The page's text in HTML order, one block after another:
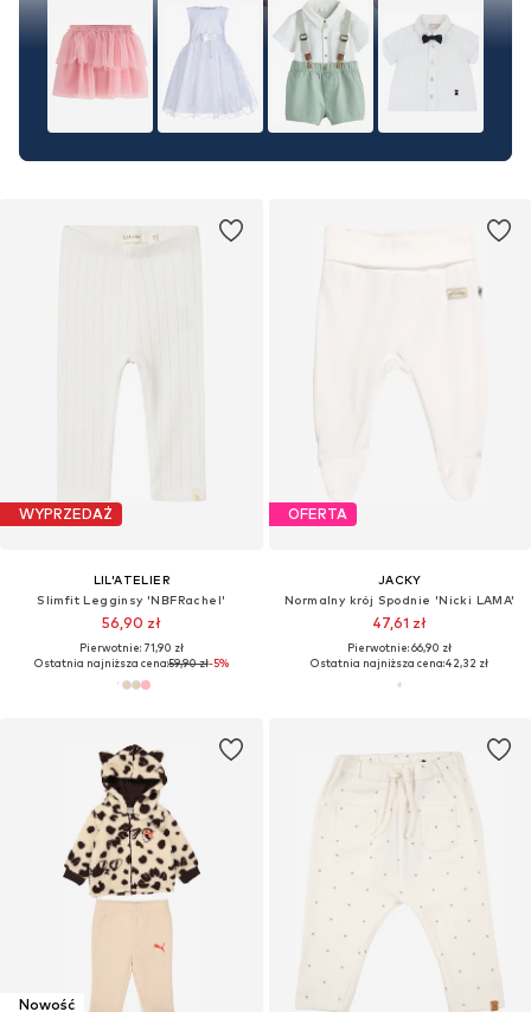
WYPRZEDAŻ
LIL'ATELIER
Slimfit Legginsy 'NBFRachel'
56,90 zł
Pierwotnie: 71,90 zł
Ostatnia najniższa cena:59,90 zł-5%
OFERTA
JACKY
Normalny krój Spodnie 'Nicki LAMA'
47,61 zł
Pierwotnie: 66,90 zł
Ostatnia najniższa cena:42,32 zł
Nowość